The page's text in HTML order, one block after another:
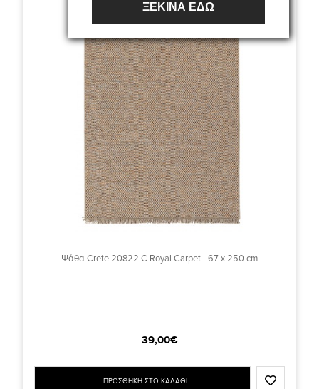
Ψάθα Crete 20822 C Royal Carpet - 67 x 250 cm
39,00€
ΠΡΟΣΘΗΚΗ ΣΤΟ ΚΑΛΑΘΙ
ΞΕΚΙΝΑ ΕΔΩ